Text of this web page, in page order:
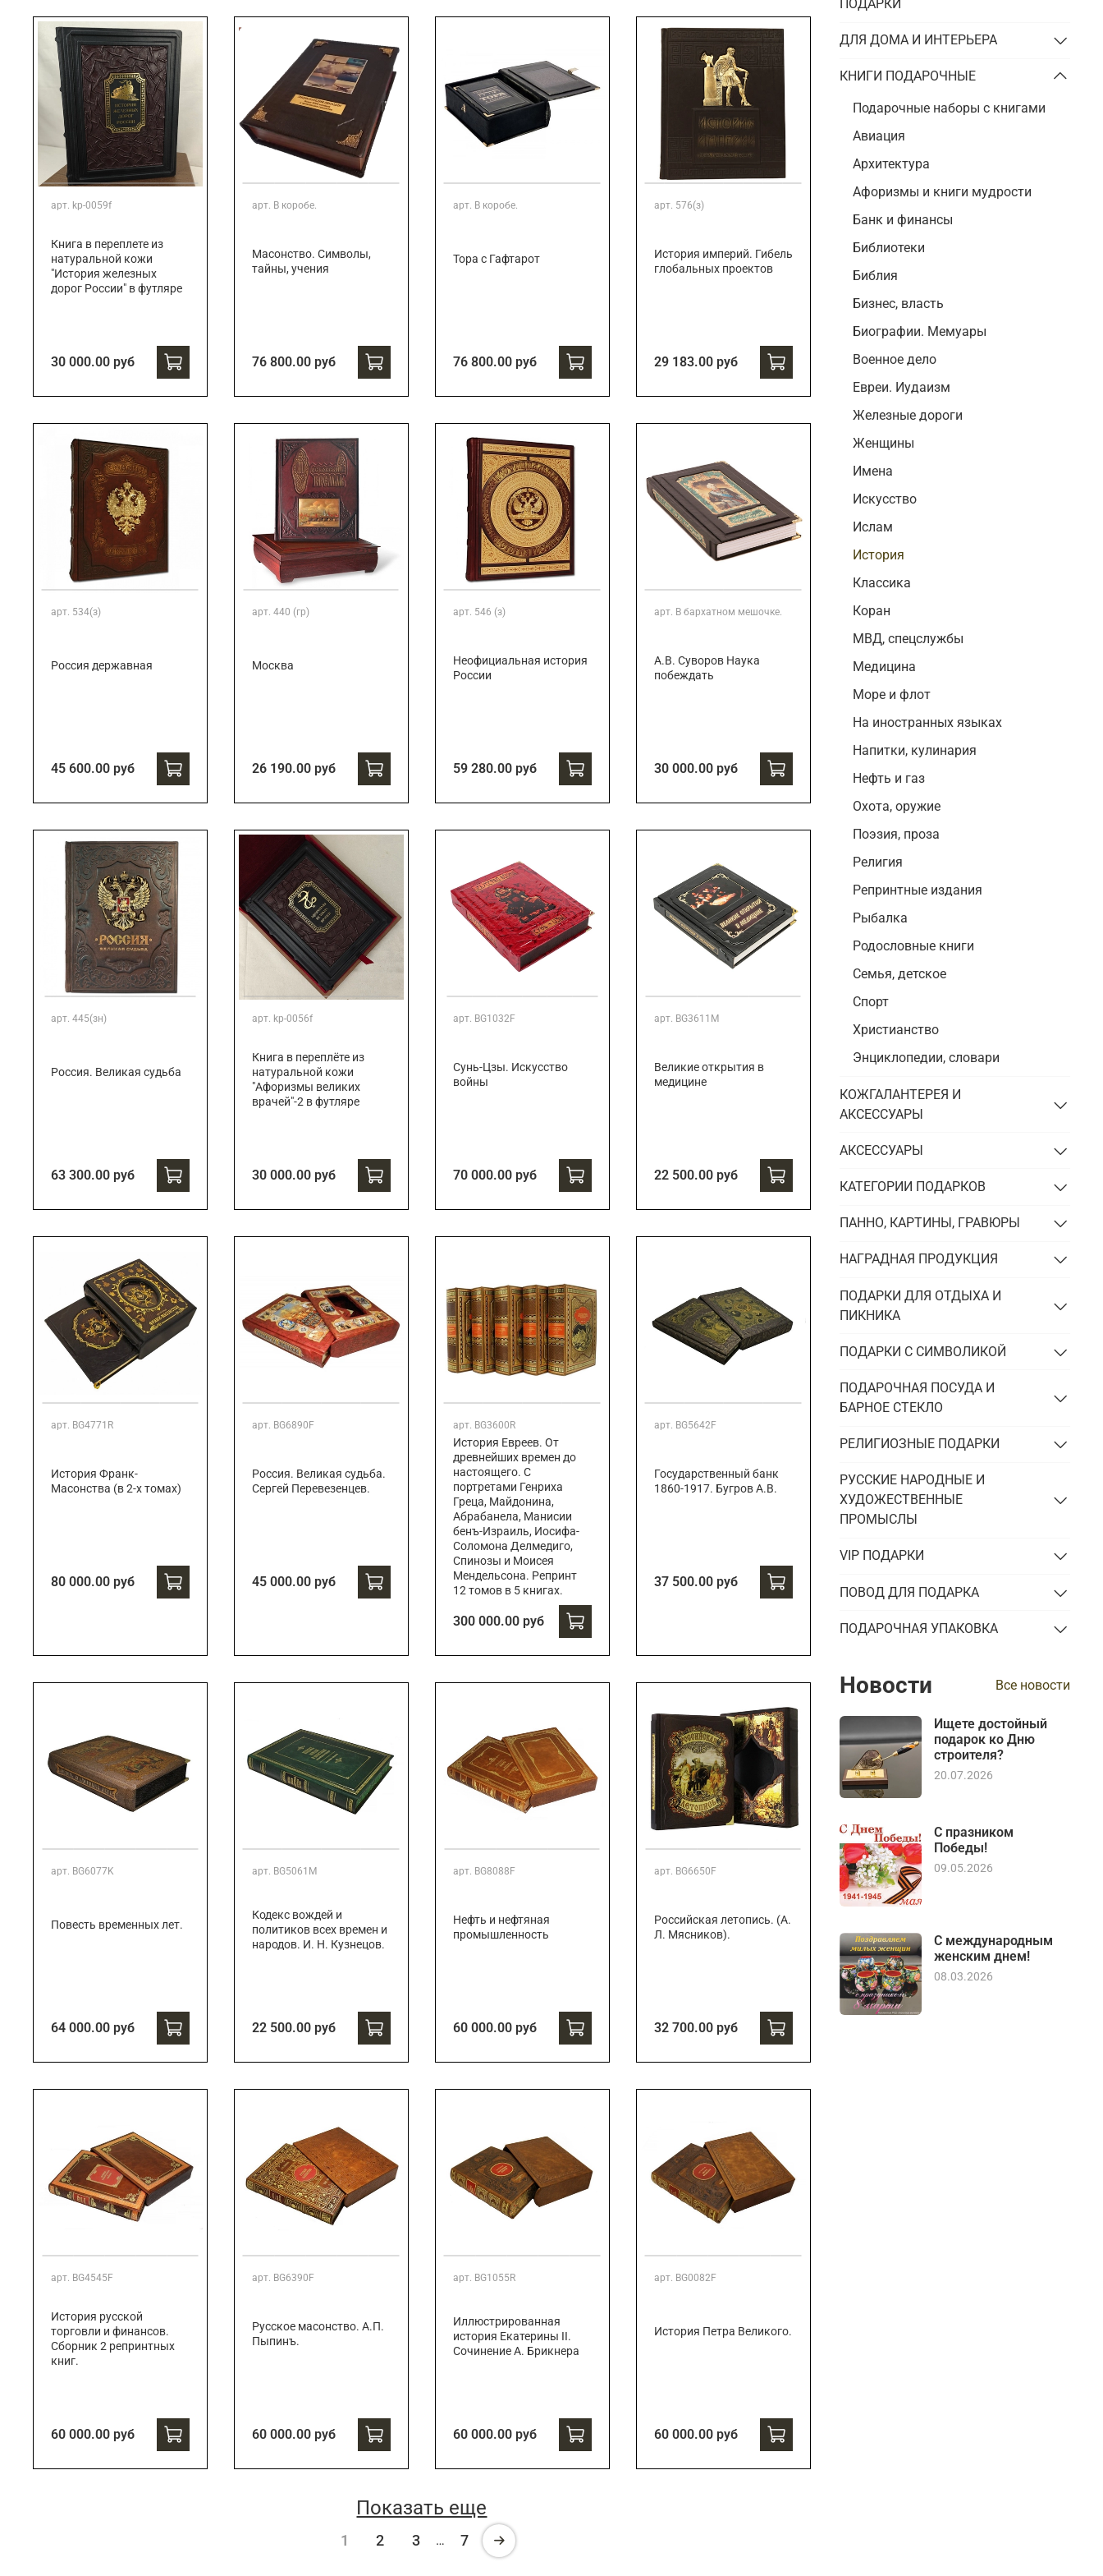
Подарки брокеру
Подарки директору/руководителю
Подарки учителю
Подарки энергетику
Подарки юристу
арт. kp-0059f
Книга в переплете из
натуральной кожи
"История железных
дорог России" в футляре
30 000.00 руб
арт. В коробе.
Масонство. Символы,
тайны, учения
76 800.00 руб
арт. В коробе.
Тора с Гафтарот
76 800.00 руб
арт. 576(з)
История империй. Гибель
глобальных проектов
29 183.00 руб
арт. 534(з)
Россия державная
45 600.00 руб
арт. 440 (гр)
Москва
26 190.00 руб
арт. 546 (з)
Неофициальная история
России
59 280.00 руб
арт. В бархатном мешочке.
А.В. Суворов Наука
побеждать
30 000.00 руб
арт. 445(зн)
Россия. Великая судьба
63 300.00 руб
арт. kp-0056f
Книга в переплёте из
натуральной кожи
"Афоризмы великих
врачей"-2 в футляре
30 000.00 руб
арт. BG1032F
Сунь-Цзы. Искусство
войны
70 000.00 руб
арт. BG3611M
Великие открытия в
медицине
22 500.00 руб
арт. BG4771R
История Франк-
Масонства (в 2-х томах)
80 000.00 руб
арт. BG6890F
Россия. Великая судьба.
Сергей Перевезенцев.
45 000.00 руб
арт. BG3600R
История Евреев. От
древнейших времен до
настоящего. С
портретами Генриха
Греца, Майдонина,
Абрабанела, Манисии
бенъ-Израиль, Иосифа-
Соломона Делмедиго,
Спинозы и Моисея
Мендельсона. Репринт
12 томов в 5 книгах.
300 000.00 руб
арт. BG5642F
Государственный банк
1860-1917. Бугров А.В.
37 500.00 руб
арт. BG6077K
Повесть временных лет.
64 000.00 руб
арт. BG5061M
Кодекс вождей и
политиков всех времен и
народов. И. Н. Кузнецов.
22 500.00 руб
арт. BG8088F
Нефть и нефтяная
промышленность
60 000.00 руб
арт. BG6650F
Российская летопись. (А.
Л. Мясников).
32 700.00 руб
арт. BG4545F
История русской
торговли и финансов.
Сборник 2 репринтных
книг.
60 000.00 руб
арт. BG6390F
Русское масонство. А.П.
Пыпинъ.
60 000.00 руб
арт. BG1055R
Иллюстрированная
история Екатерины II.
Сочинение А. Брикнера
60 000.00 руб
арт. BG0082F
История Петра Великого.
60 000.00 руб
Показать еще
1 2 3 … 7
ПОДАРКИ
ДЛЯ ДОМА И ИНТЕРЬЕРА
КНИГИ ПОДАРОЧНЫЕ
Подарочные наборы с книгами
Авиация
Архитектура
Афоризмы и книги мудрости
Банк и финансы
Библиотеки
Библия
Бизнес, власть
Биографии. Мемуары
Военное дело
Евреи. Иудаизм
Железные дороги
Женщины
Имена
Искусство
Ислам
История
Классика
Коран
МВД, спецслужбы
Медицина
Море и флот
На иностранных языках
Напитки, кулинария
Нефть и газ
Охота, оружие
Поэзия, проза
Религия
Репринтные издания
Рыбалка
Родословные книги
Семья, детское
Спорт
Христианство
Энциклопедии, словари
КОЖГАЛАНТЕРЕЯ И
АКСЕССУАРЫ
АКСЕССУАРЫ
КАТЕГОРИИ ПОДАРКОВ
ПАННО, КАРТИНЫ, ГРАВЮРЫ
НАГРАДНАЯ ПРОДУКЦИЯ
ПОДАРКИ ДЛЯ ОТДЫХА И
ПИКНИКА
ПОДАРКИ С СИМВОЛИКОЙ
ПОДАРОЧНАЯ ПОСУДА И
БАРНОЕ СТЕКЛО
РЕЛИГИОЗНЫЕ ПОДАРКИ
РУССКИЕ НАРОДНЫЕ И
ХУДОЖЕСТВЕННЫЕ
ПРОМЫСЛЫ
VIP ПОДАРКИ
ПОВОД ДЛЯ ПОДАРКА
ПОДАРОЧНАЯ УПАКОВКА
Новости Все новости
Ищете достойный
подарок ко Дню
строителя?
20.07.2026
С празником
Победы!
09.05.2026
С международным
женским днем!
08.03.2026